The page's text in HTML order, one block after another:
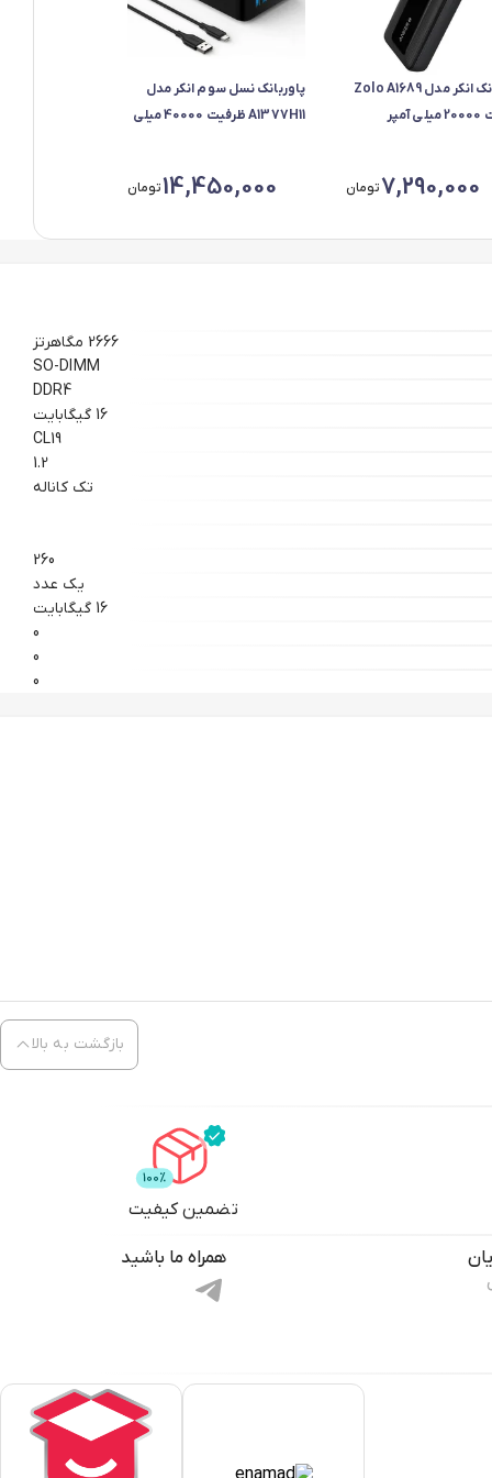
پاوربانک انکر مدل Zolo A1689
ظرفیت 20000 میلی آمپر
7,290,000تومان
پاوربانک نسل سوم انکر مدل
A1377H11 ظرفیت 40000 میلی
14,450,000تومان
2666 مگاهرتز
SO-DIMM
DDR4
16 گیگابایت
CL19
1.2
تک کاناله
260
یک عدد
16 گیگابایت
0
0
0
بازگشت به بالا
تضمین کیفیت
همراه ما باشید